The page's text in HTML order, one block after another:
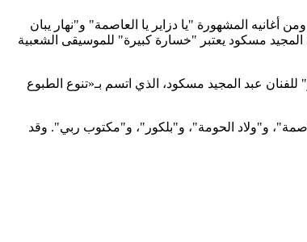
المجيد مسكود، وهو من مواليد العاصمة في 1953، وينحدر من بومرداس، بأغانيه ذات الطابع العاصمي، وقد انطلقت مسيرته الفنية في 1969، ومن أغانيه المشهورة "يا دزاير يا العاصمة" و"نهار يبان
مسكود يعتبر "خسارة كبيرة" للموسيقى الشعبية
للفنان عبد المجيد مسكود، الذي اتسم بـ«تنوع الطبوع
و"ولاد الحومة"، و"بلكور"، و"مكتوب ربي". وقد